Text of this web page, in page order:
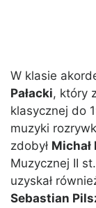
W klasie
Pałacki, który
klasycznej do
muzyki
zdobył
Muzycznej II
uzyskał
Sebastian